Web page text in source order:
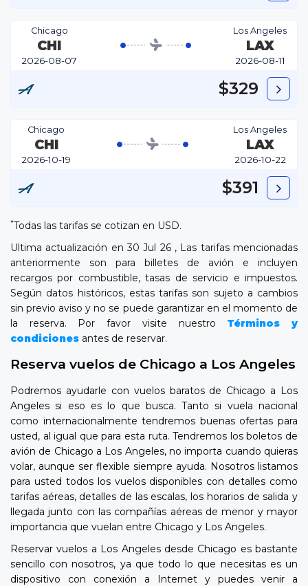
Chicago
CHI
2026-08-07
Los Angeles
LAX
2026-08-11
$329
Chicago
CHI
2026-10-19
Los Angeles
LAX
2026-10-22
$391
*Todas las tarifas se cotizan en USD.
Ultima actualización en 30 Jul 26 , Las tarifas mencionadas
anteriormente son para billetes de avión e incluyen
recargos por combustible, tasas de servicio e impuestos.
Según datos históricos, estas tarifas son sujeto a cambios
sin previo aviso y no se puede garantizar en el momento de
la reserva. Por favor visite nuestro Términos y
condiciones antes de reservar.
Reserva vuelos de Chicago a Los Angeles
Podremos ayudarle con vuelos baratos de Chicago a Los
Angeles si eso es lo que busca. Tanto si vuela nacional
como internacionalmente tendremos buenas ofertas para
usted, al igual que para esta ruta. Tendremos los boletos de
avión de Chicago a Los Angeles, no importa cuando quieras
volar, aunque ser flexible siempre ayuda. Nosotros listamos
para usted todos los vuelos disponibles con detalles como
tarifas aéreas, detalles de las escalas, los horarios de salida y
llegada junto con las compañías aéreas de menor y mayor
importancia que vuelan entre Chicago y Los Angeles.
Reservar vuelos a Los Angeles desde Chicago es bastante
sencillo con nosotros, ya que todo lo que necesitas es un
dispositivo con conexión a Internet y puedes venir a